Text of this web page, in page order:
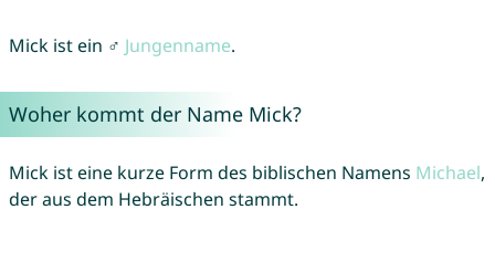
Mick ist ein ♂ Jungenname.
Woher kommt der Name Mick?
Mick ist eine kurze Form des biblischen Namens Michael,
der aus dem Hebräischen stammt.